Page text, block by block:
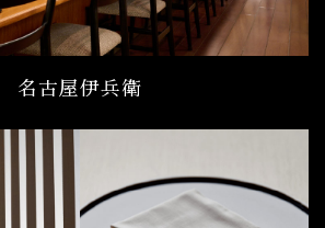
名古屋伊兵衛